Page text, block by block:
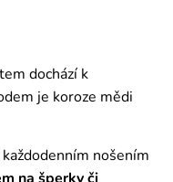
dochází k
je koroze mědi
nošením